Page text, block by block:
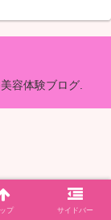
容体験ブログ.
プ サイドバー